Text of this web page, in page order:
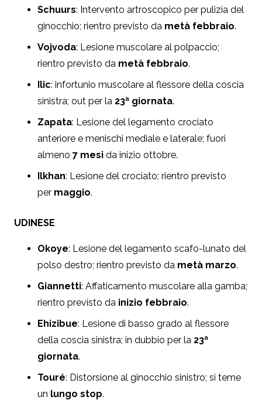
Schuurs: Intervento artroscopico per pulizia del
ginocchio; rientro previsto da metà febbraio.
Vojvoda: Lesione muscolare al polpaccio;
rientro previsto da metà febbraio.
Ilic: infortunio muscolare al flessore della coscia
sinistra; out per la 23ª giornata.
Zapata: Lesione del legamento crociato
anteriore e menischi mediale e laterale; fuori
almeno 7 mesi da inizio ottobre.
Ilkhan: Lesione del crociato; rientro previsto
per maggio.
UDINESE
Okoye: Lesione del legamento scafo-lunato del
polso destro; rientro previsto da metà marzo.
Giannetti: Affaticamento muscolare alla gamba;
rientro previsto da inizio febbraio.
Ehizibue: Lesione di basso grado al flessore
della coscia sinistra; in dubbio per la 23ª
giornata.
Touré: Distorsione al ginocchio sinistro; si teme
un lungo stop.